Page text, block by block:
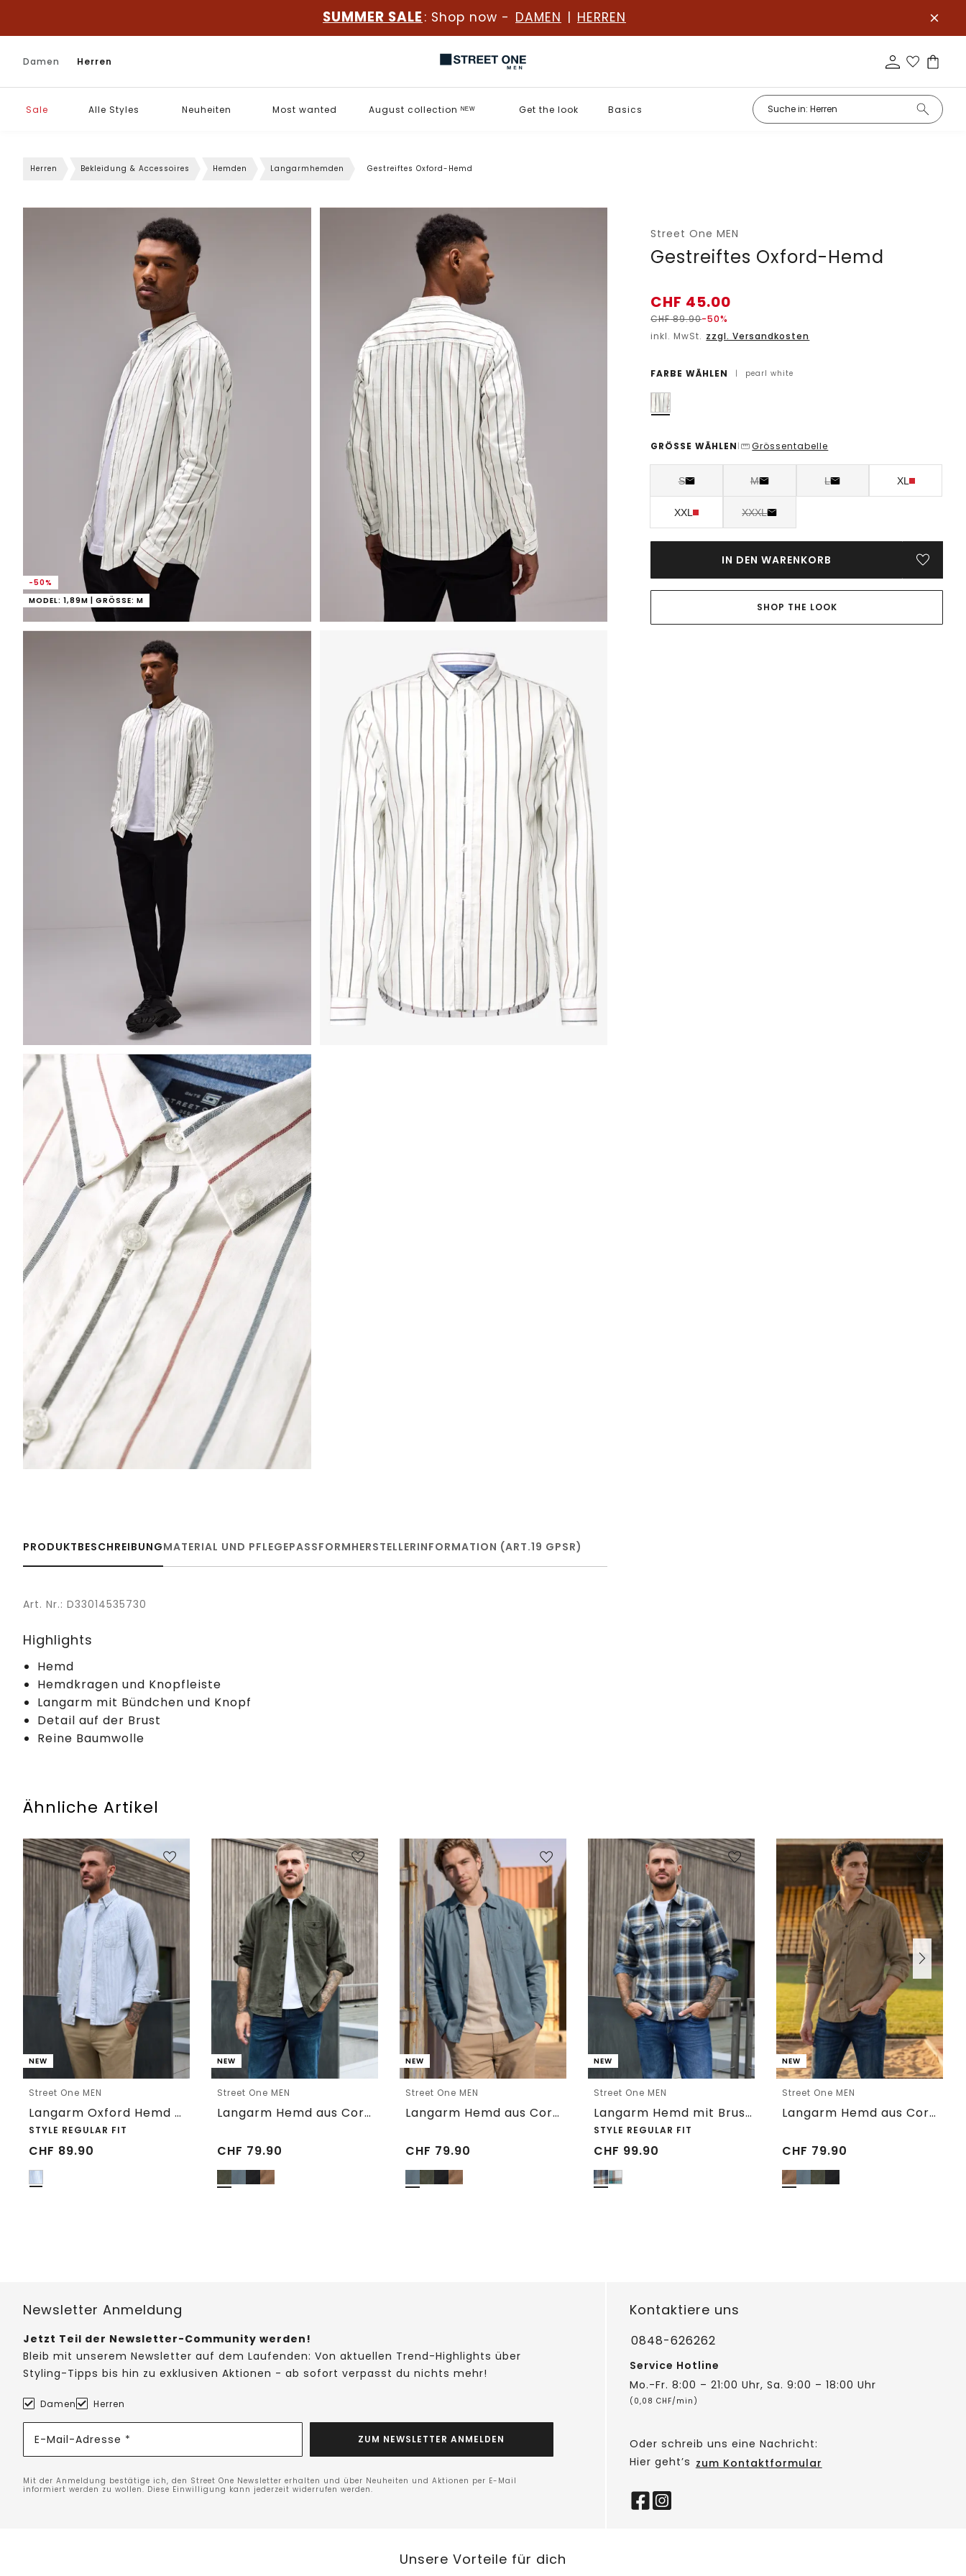
SUMMER SALE : Shop now - DAMEN | HERREN
Damen Herren
Sale Alle Styles Neuheiten Most wanted August collection ᴺᴱᵂ Get the look Basics
Herren Bekleidung & Accessoires Hemden Langarmhemden Gestreiftes Oxford-Hemd
-50%
MODEL: 1,89M | GRÖSSE: M
Street One MEN
Gestreiftes Oxford-Hemd
CHF 45.00
CHF89.90-50%
inkl. MwSt. zzgl. Versandkosten
FARBE WÄHLEN | pearl white
GRÖSSE WÄHLEN | Grössentabelle
S M L XL
XXL XXXL
IN DEN WARENKORB
SHOP THE LOOK
PRODUKTBESCHREIBUNGMATERIAL UND PFLEGEPASSFORMHERSTELLERINFORMATION (ART.19 GPSR)
Art. Nr.: D33014535730
Highlights
Hemd
Hemdkragen und Knopfleiste
Langarm mit Bündchen und Knopf
Detail auf der Brust
Reine Baumwolle
Ähnliche Artikel
NEW
Street One MEN
Langarm Oxford Hemd mit Streifenmuster
STYLE REGULAR FIT
CHF 89.90
NEW
Street One MEN
Langarm Hemd aus Cord in Unifarbe
CHF 79.90
NEW
Street One MEN
Langarm Hemd aus Cord in Unifarbe
CHF 79.90
NEW
Street One MEN
Langarm Hemd mit Brusttaschen und Karomuster
STYLE REGULAR FIT
CHF 99.90
NEW
Street One MEN
Langarm Hemd aus Cord in Unifarbe
CHF 79.90
Newsletter Anmeldung
Jetzt Teil der Newsletter-Community werden!
Bleib mit unserem Newsletter auf dem Laufenden: Von aktuellen Trend-Highlights über
Styling-Tipps bis hin zu exklusiven Aktionen - ab sofort verpasst du nichts mehr!
Damen Herren
E-Mail-Adresse * ZUM NEWSLETTER ANMELDEN
Mit der Anmeldung bestätige ich, den Street One Newsletter erhalten und über Neuheiten und Aktionen per E-Mail
informiert werden zu wollen. Diese Einwilligung kann jederzeit widerrufen werden.
Kontaktiere uns
0848-626262
Service Hotline
Mo.-Fr. 8:00 – 21:00 Uhr, Sa. 9:00 – 18:00 Uhr
(0,08 CHF/min)
Oder schreib uns eine Nachricht:
Hier geht’s zum Kontaktformular
Unsere Vorteile für dich